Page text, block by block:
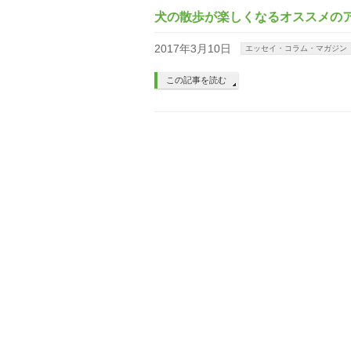
犬の散歩が楽しくなるオススメの
2017年3月10日 エッセイ・コラム・マガジン
この記事を読む